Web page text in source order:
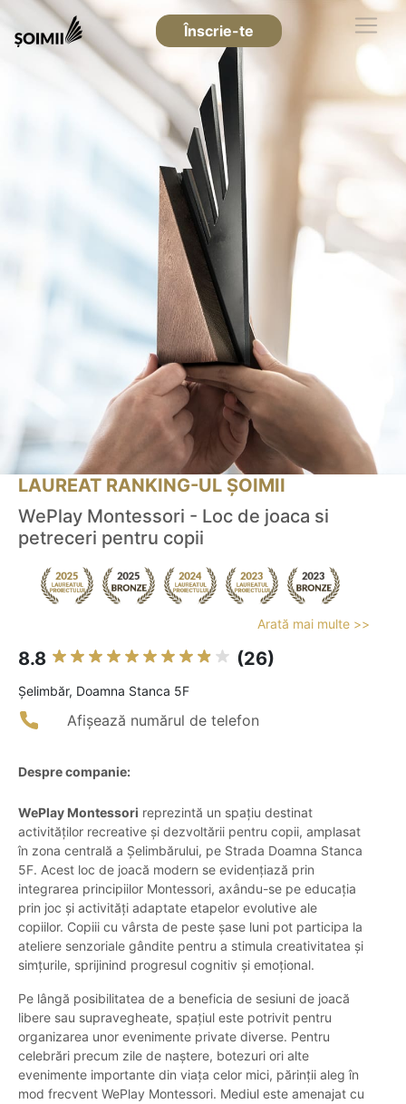
Înscrie-te
LAUREAT RANKING-UL ȘOIMII
WePlay Montessori - Loc de joaca si
petreceri pentru copii
Arată mai multe >>
8.8 (26)
Şelimbăr, Doamna Stanca 5F
Afișează numărul de telefon
Despre companie:
WePlay Montessori reprezintă un spațiu destinat
activităților recreative și dezvoltării pentru copii, amplasat
în zona centrală a Șelimbărului, pe Strada Doamna Stanca
5F. Acest loc de joacă modern se evidențiază prin
integrarea principiilor Montessori, axându-se pe educația
prin joc și activități adaptate etapelor evolutive ale
copiilor. Copiii cu vârsta de peste șase luni pot participa la
ateliere senzoriale gândite pentru a stimula creativitatea și
simțurile, sprijinind progresul cognitiv și emoțional.
Pe lângă posibilitatea de a beneficia de sesiuni de joacă
libere sau supravegheate, spațiul este potrivit pentru
organizarea unor evenimente private diverse. Pentru
celebrări precum zile de naștere, botezuri ori alte
evenimente importante din viața celor mici, părinții aleg în
mod frecvent WePlay Montessori. Mediul este amenajat cu